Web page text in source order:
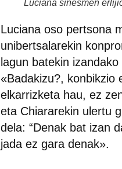
Luciana sinesmen
Luciana oso pertsona
unibertsalarekin
lagun batekin
«Badakizu?, konbikzio
elkarrizketa hau, ez
eta Chiararekin ulertu
dela: “Denak bat izan
jada ez gara denak».